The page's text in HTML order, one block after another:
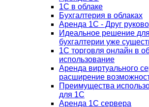
1С в облаке
Бухгалтерия в облаках
Аренда 1С - Друг
Идеальное решение
бухгалтерии уже
1С торговля онлайн в
использование
Аренда виртуального
расширение
Преимущества
для 1С
Аренда 1С сервера